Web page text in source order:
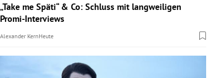
„Take me Späti“ & Co: Schluss mit langweiligen
Promi-Interviews
Alexander KernHeute